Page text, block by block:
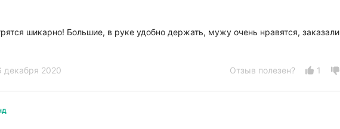
шикарно! Большие, в руке удобно держать, мужу очень нравятся, заказали
декабря 2020 Отзыв полезен? 1